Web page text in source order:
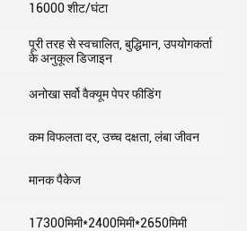
16000 शीट/घंटा
पूरी तरह से स्वचालित, बुद्धिमान, उपयोगकर्ता
के अनुकूल डिजाइन
अनोखा सर्वो वैक्यूम पेपर फीडिंग
कम विफलता दर, उच्च दक्षता, लंबा जीवन
मानक पैकेज
17300मिमी*2400मिमी*2650मिमी